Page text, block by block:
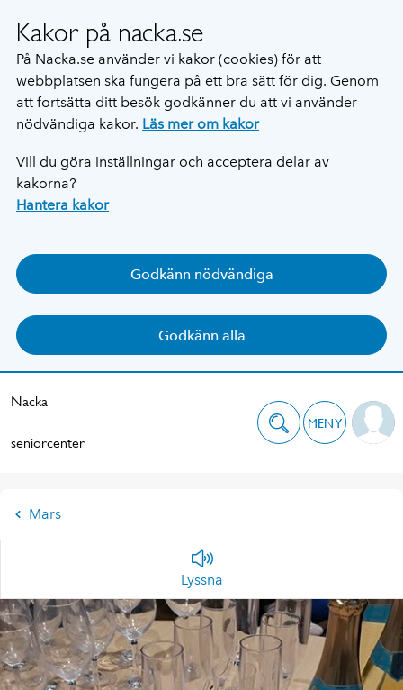
Kakor på nacka.se
På Nacka.se använder vi kakor (cookies) för att
webbplatsen ska fungera på ett bra sätt för dig. Genom
att fortsätta ditt besök godkänner du att vi använder
nödvändiga kakor. Läs mer om kakor
Vill du göra inställningar och acceptera delar av
kakorna?
Hantera kakor
Godkänn nödvändiga
Godkänn alla
Nacka
seniorcenter
MENY
Mars
Lyssna